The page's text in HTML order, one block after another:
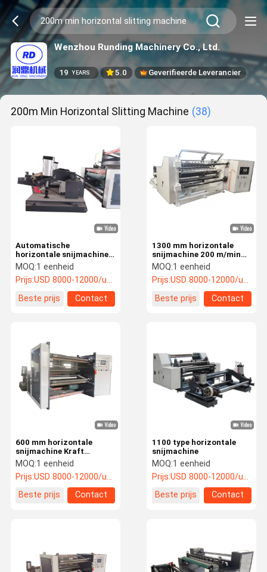
Wenzhou Runding Machinery Co., Ltd.
19 YEARS 5.0 Geverifieerde Leverancier
200m Min Horizontal Slitting Machine (38)
Automatische
horizontale snijmachine
van 200 m/min met PLC-
besturingssysteem
MOQ:1 eenheid
Prijs:USD 8000-12000/unit
Beste prijs
Contact
1300 mm horizontale
snijmachine 200 m/min
Voor klantvereisten
MOQ:1 eenheid
Prijs:USD 8000-12000/unit
Beste prijs
Contact
600 mm horizontale
snijmachine Kraft
papierrol snijmachine
MOQ:1 eenheid
Prijs:USD 8000-12000/unit
Beste prijs
Contact
1100 type horizontale
snijmachine
MOQ:1 eenheid
Prijs:USD 8000-12000/unit
Beste prijs
Contact